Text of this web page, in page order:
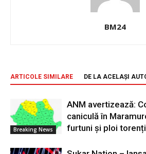
BM24
ARTICOLE SIMILARE DE LA ACELAȘI
Breaking News
ANM avertizează:
caniculă în
furtuni și ploi